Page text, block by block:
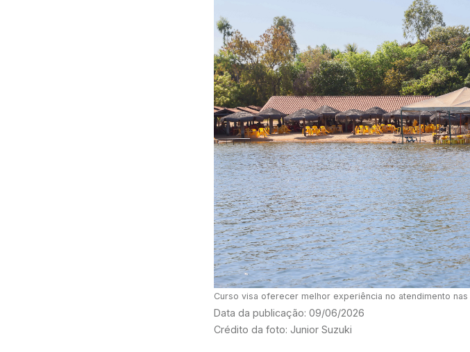
Curso visa oferecer melhor experiência no atendimento nas
Data da publicação: 09/06/2026
Crédito da foto: Junior Suzuki